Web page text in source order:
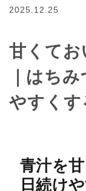
meeting_room ログイン
全商品一覧
＿バリュー (定
＿パーソナラ
2025.12.25
甘くてお
｜はち
やすくす
青汁を
日続け